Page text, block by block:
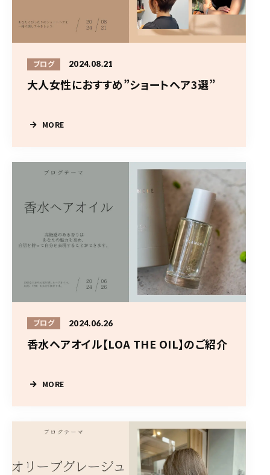
ブログ 2024.08.21
大人女性におすすめ”ショートヘア3選”
MORE
ブログ 2024.06.26
香水ヘアオイル【LOA THE OIL】のご紹介
MORE